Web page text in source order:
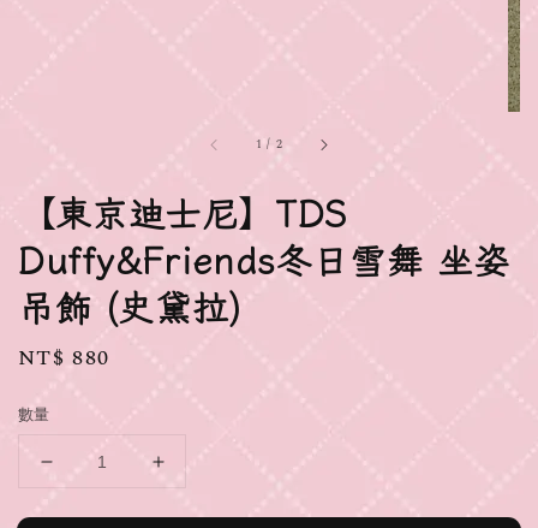
1 / 2
【東京迪士尼】TDS
Duffy&Friends冬日雪舞 坐姿
吊飾 (史黛拉)
Regular
NT$ 880
數量